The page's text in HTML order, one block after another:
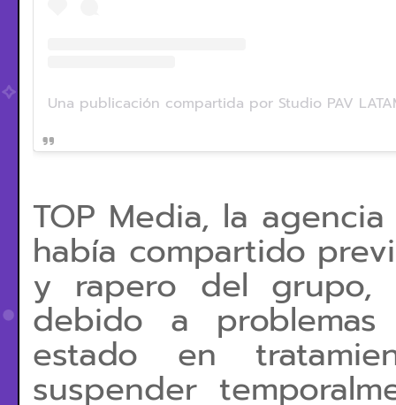
TOP Media, la
había compartido
y rapero del
debido a
estado en
suspender